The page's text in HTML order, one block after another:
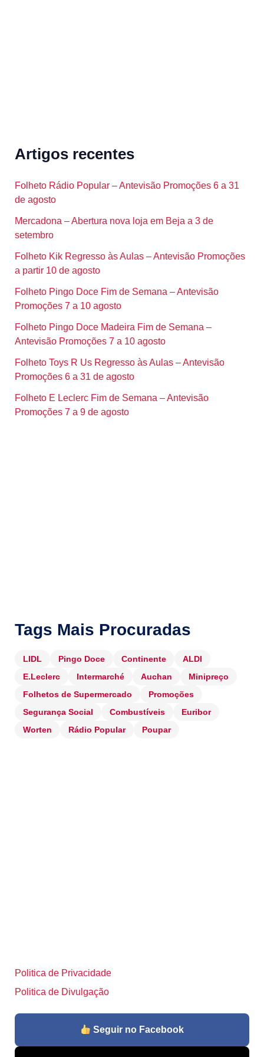
Artigos recentes
Folheto Rádio Popular – Antevisão Promoções 6 a 31
de agosto
Mercadona – Abertura nova loja em Beja a 3 de
setembro
Folheto Kik Regresso às Aulas – Antevisão Promoções
a partir 10 de agosto
Folheto Pingo Doce Fim de Semana – Antevisão
Promoções 7 a 10 agosto
Folheto Pingo Doce Madeira Fim de Semana –
Antevisão Promoções 7 a 10 agosto
Folheto Toys R Us Regresso às Aulas – Antevisão
Promoções 6 a 31 de agosto
Folheto E Leclerc Fim de Semana – Antevisão
Promoções 7 a 9 de agosto
Tags Mais Procuradas
LIDL Pingo Doce Continente
ALDI
E.Leclerc
Intermarché Auchan
Minipreço
Folhetos de Supermercado
Promoções
Segurança Social
Combustíveis
Euribor
Worten
Rádio Popular Poupar
Politica de Privacidade
Politica de Divulgação
Seguir no Facebook